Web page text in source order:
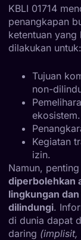
KBLI 01714
penangkapan
ketentuan
dilakukan untuk:
Tujuan
non-
ekosistem.
Kegiatan
izin.
Namun,
diperbolehkan
lingkungan
dilindungi.
di dunia dapat
daring